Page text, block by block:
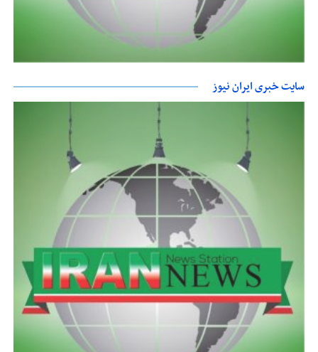
سایت خبری ایران نیوز